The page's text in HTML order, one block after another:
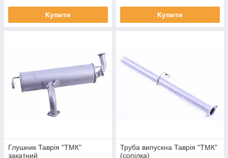
Купити Купити
Глушник Таврія "ТМК"
закатний
Труба випускна Таврія "ТМК"
(сопілка)